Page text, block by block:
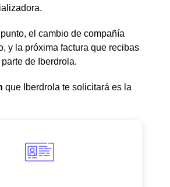
el cambio de compañía
y la próxima factura que recibas
de Iberdrola.
que Iberdrola te solicitará es la